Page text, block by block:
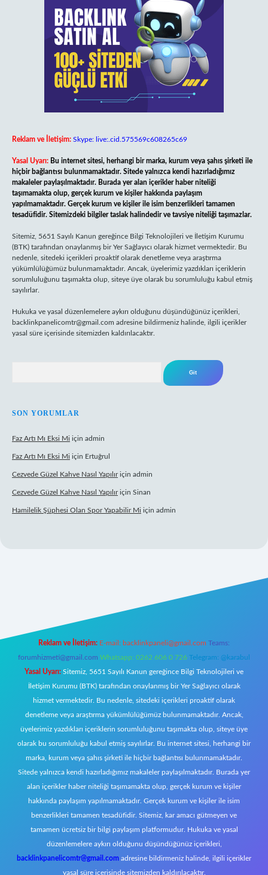
Reklam ve İletişim: Skype: live:.cid.575569c608265c69
Yasal Uyarı: Bu internet sitesi, herhangi bir marka, kurum veya şahıs şirketi ile
hiçbir bağlantısı bulunmamaktadır. Sitede yalnızca kendi hazırladığımız
makaleler paylaşılmaktadır. Burada yer alan içerikler haber niteliği
taşımamakta olup, gerçek kurum ve kişiler hakkında paylaşım
yapılmamaktadır. Gerçek kurum ve kişiler ile isim benzerlikleri tamamen
tesadüfidir. Sitemizdeki bilgiler taslak halindedir ve tavsiye niteliği taşımazlar.
Sitemiz, 5651 Sayılı Kanun gereğince Bilgi Teknolojileri ve İletişim Kurumu
(BTK) tarafından onaylanmış bir Yer Sağlayıcı olarak hizmet vermektedir. Bu
nedenle, sitedeki içerikleri proaktif olarak denetleme veya araştırma
yükümlülüğümüz bulunmamaktadır. Ancak, üyelerimiz yazdıkları içeriklerin
sorumluluğunu taşımakta olup, siteye üye olarak bu sorumluluğu kabul etmiş
sayılırlar.
Hukuka ve yasal düzenlemelere aykırı olduğunu düşündüğünüz içerikleri,
backlinkpanelicomtr@gmail.com adresine bildirmeniz halinde, ilgili içerikler
yasal süre içerisinde sitemizden kaldırılacaktır.
SON YORUMLAR
Faz Artı Mı Eksi Mi için admin
Faz Artı Mı Eksi Mi için Ertuğrul
Cezvede Güzel Kahve Nasıl Yapılıriçin admin
Cezvede Güzel Kahve Nasıl Yapılıriçin Sinan
Hamilelik Şüphesi Olan Spor Yapabilir Mi için admin
Reklam ve İletişim: E-mail: backlinkpaneli@gmail.com Teams:
forumhizmeti@gmail.com Whatsapp: 0262 606 0 726 Telegram: @karabul
Yasal Uyarı: Sitemiz, 5651 Sayılı Kanun gereğince Bilgi Teknolojileri ve
İletişim Kurumu (BTK) tarafından onaylanmış bir Yer Sağlayıcı olarak
hizmet vermektedir. Bu nedenle, sitedeki içerikleri proaktif olarak
denetleme veya araştırma yükümlülüğümüz bulunmamaktadır. Ancak,
üyelerimiz yazdıkları içeriklerin sorumluluğunu taşımakta olup, siteye üye
olarak bu sorumluluğu kabul etmiş sayılırlar. Bu internet sitesi, herhangi bir
marka, kurum veya şahıs şirketi ile hiçbir bağlantısı bulunmamaktadır.
Sitede yalnızca kendi hazırladığımız makaleler paylaşılmaktadır. Burada yer
alan içerikler haber niteliği taşımamakta olup, gerçek kurum ve kişiler
hakkında paylaşım yapılmamaktadır. Gerçek kurum ve kişiler ile isim
benzerlikleri tamamen tesadüfidir. Sitemiz, kar amacı gütmeyen ve
tamamen ücretsiz bir bilgi paylaşım platformudur. Hukuka ve yasal
düzenlemelere aykırı olduğunu düşündüğünüz içerikleri,
backlinkpanelicomtr@gmail.com adresine bildirmeniz halinde, ilgili içerikler
yasal süre içerisinde sitemizden kaldırılacaktır.